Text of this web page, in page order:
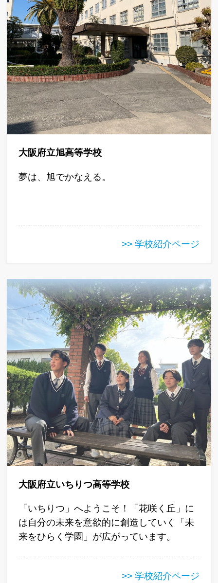
大阪府立旭高等学校
夢は、旭でかなえる。
>> 学校紹介ページ
大阪府立いちりつ高等学校
「いちりつ」へようこそ！「花咲く丘」に
は自分の未来を意欲的に創造していく「未
来をひらく学園」が広がっています。
>> 学校紹介ページ